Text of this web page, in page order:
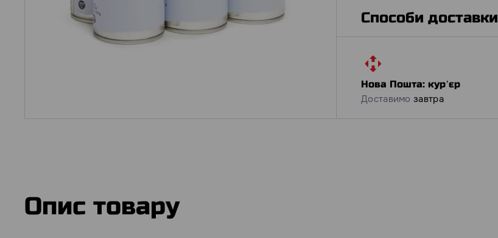
Способи доставки
Нова Пошта: курʼєр
Доставимо завтра
Опис товару